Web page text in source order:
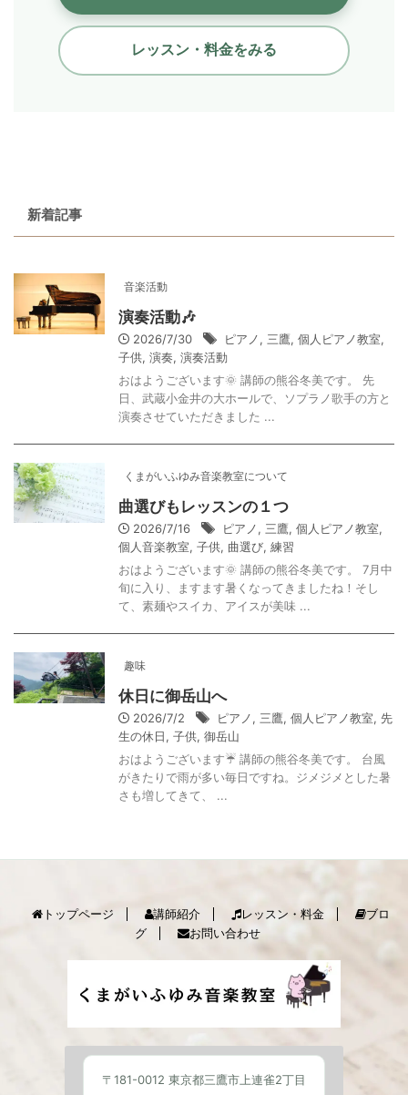
レッスン・料金をみる
新着記事
音楽活動
演奏活動🎶
2026/7/30 ピアノ, 三鷹, 個人ピアノ教室,
子供, 演奏, 演奏活動
おはようございます🌞 講師の熊谷冬美です。 先
日、武蔵小金井の大ホールで、ソプラノ歌手の方と
演奏させていただきました ...
くまがいふゆみ音楽教室について
曲選びもレッスンの１つ
2026/7/16 ピアノ, 三鷹, 個人ピアノ教室,
個人音楽教室, 子供, 曲選び, 練習
おはようございます🌞 講師の熊谷冬美です。 7月中
旬に入り、ますます暑くなってきましたね！そし
て、素麺やスイカ、アイスが美味 ...
趣味
休日に御岳山へ
2026/7/2 ピアノ, 三鷹, 個人ピアノ教室, 先
生の休日, 子供, 御岳山
おはようございます☔️ 講師の熊谷冬美です。 台風
がきたりで雨が多い毎日ですね。ジメジメとした暑
さも増してきて、 ...
トップページ 講師紹介 レッスン・料金
ブロ
グ
お問い合わせ
〒181-0012 東京都三鷹市上連雀2丁目